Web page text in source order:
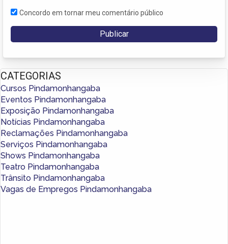
Concordo em tornar meu comentário público
CATEGORIAS
Cursos Pindamonhangaba
Eventos Pindamonhangaba
Exposição Pindamonhangaba
Notícias Pindamonhangaba
Reclamações Pindamonhangaba
Serviços Pindamonhangaba
Shows Pindamonhangaba
Teatro Pindamonhangaba
Trânsito Pindamonhangaba
Vagas de Empregos Pindamonhangaba